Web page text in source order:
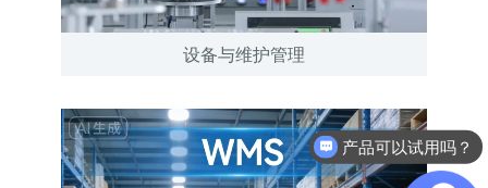
设备与维护管理
产品可以试用吗？
软件有折扣吗？